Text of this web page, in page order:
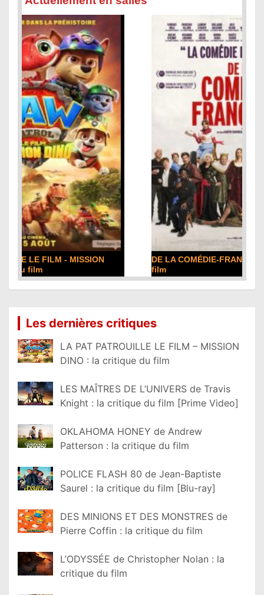
DE LA COMÉDIE-FRANÇAISE : la critique du
film
Les dernières critiques
LA PAT PATROUILLE LE FILM – MISSION
DINO : la critique du film
LES MAÎTRES DE L’UNIVERS de Travis
Knight : la critique du film [Prime Video]
OKLAHOMA HONEY de Andrew
Patterson : la critique du film
POLICE FLASH 80 de Jean-Baptiste
Saurel : la critique du film [Blu-ray]
DES MINIONS ET DES MONSTRES de
Pierre Coffin : la critique du film
L’ODYSSÉE de Christopher Nolan : la
critique du film